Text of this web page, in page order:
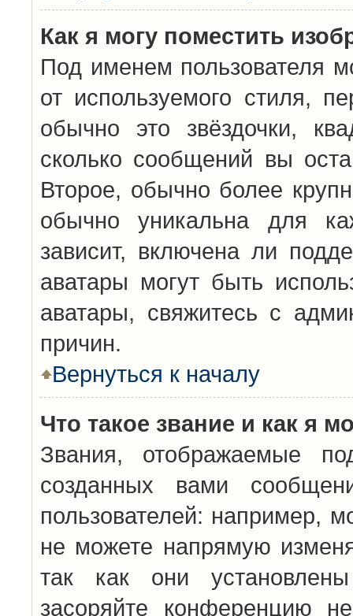
Как я могу поместить
Под именем пользователя
от используемого стиля,
обычно это звёздочки,
сколько сообщений вы
Второе, обычно более
обычно уникальна для
зависит, включена ли
аватары могут быть
аватары, свяжитесь с
причин.
Вернуться к началу
Что такое звание и как я
Звания, отображаемые
созданных вами
пользователей: например,
не можете напрямую
так как они
засоряйте конференцию